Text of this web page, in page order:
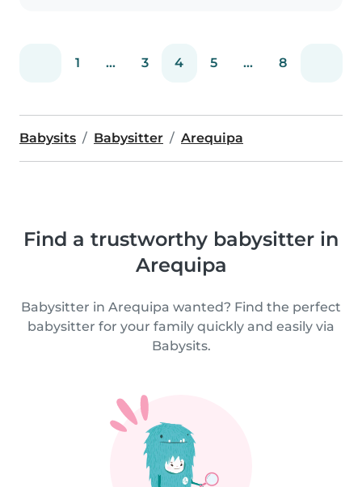
1 ... 3 4 5 ... 8
Babysits Babysitter Arequipa
Find a trustworthy babysitter in
Arequipa
Babysitter in Arequipa wanted? Find the perfect
babysitter for your family quickly and easily via
Babysits.